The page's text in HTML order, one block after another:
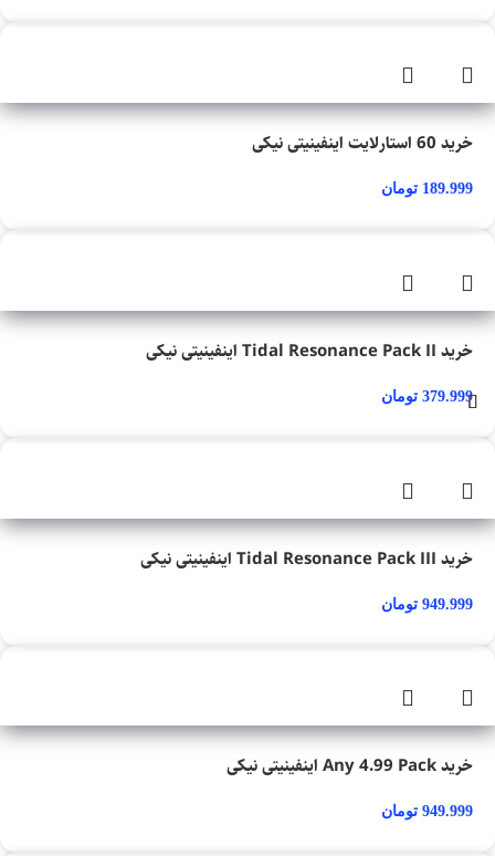
خرید 60 استارلایت اینفینیتی نیکی
189.999 تومان
خرید Tidal Resonance Pack II اینفینیتی نیکی
379.999 تومان
خرید Tidal Resonance Pack III اینفینیتی نیکی
949.999 تومان
خرید Any 4.99 Pack اینفینیتی نیکی
949.999 تومان